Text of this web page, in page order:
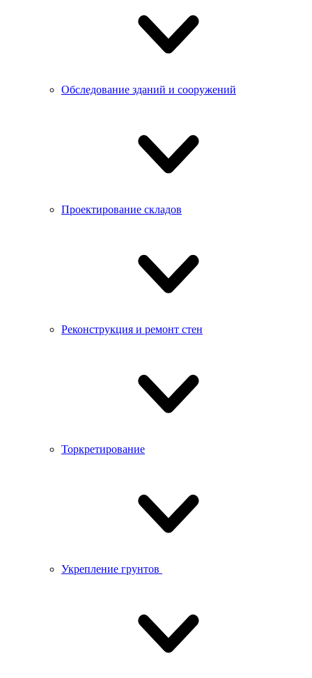
Обследование зданий и сооружений
Проектирование складов
Реконструкция и ремонт стен
Торкретирование
Укрепление грунтов